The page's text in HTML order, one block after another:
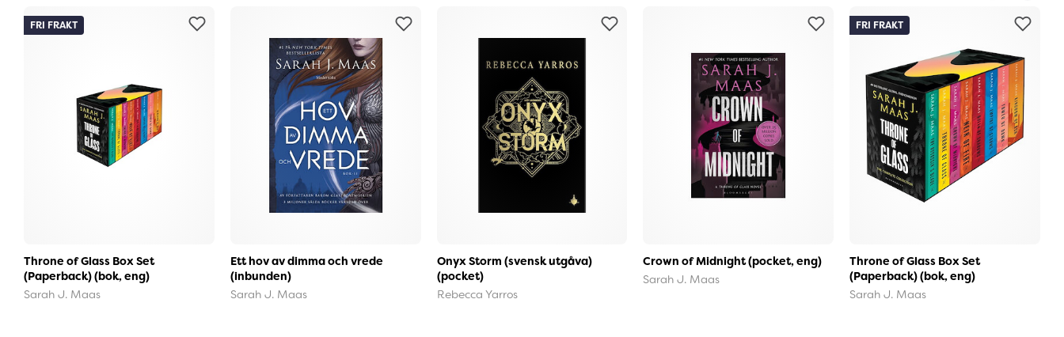
Throne of Glass Box Set
(Paperback) (bok, eng)
Sarah J. Maas
FRI FRAKT
Ett hov av dimma och vrede
(inbunden)
Sarah J. Maas
Onyx Storm (svensk utgåva)
(pocket)
Rebecca Yarros
Crown of Midnight (pocket, eng)
Sarah J. Maas
Throne of Glass Box Set
(Paperback) (bok, eng)
Sarah J. Maas
FRI FRAKT